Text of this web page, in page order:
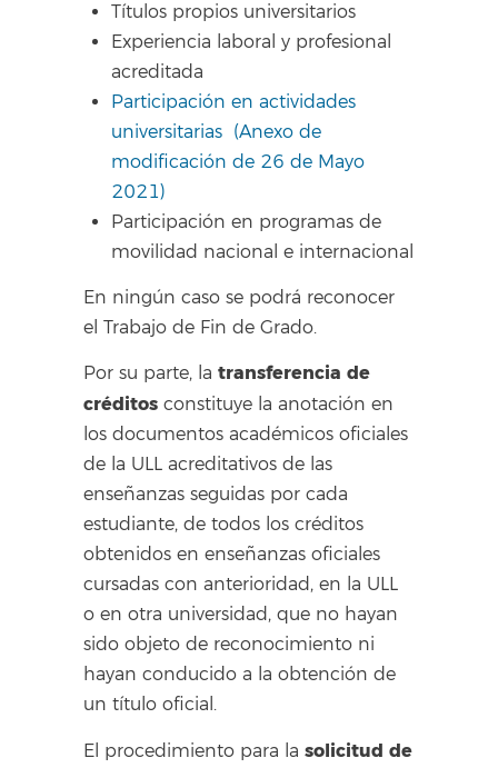
Títulos propios universitarios
Experiencia laboral y profesional
acreditada
Participación en actividades
universitarias (Anexo de
modificación de 26 de Mayo
2021)
Participación en programas de
movilidad nacional e internacional
En ningún caso se podrá reconocer
el Trabajo de Fin de Grado.
Por su parte, latransferencia de
créditos constituye la anotación en
los documentos académicos oficiales
de la ULL acreditativos de las
enseñanzas seguidas por cada
estudiante, de todos los créditos
obtenidos en enseñanzas oficiales
cursadas con anterioridad, en la ULL
o en otra universidad, que no hayan
sido objeto de reconocimiento ni
hayan conducido a la obtención de
un título oficial.
El procedimiento para lasolicitud de